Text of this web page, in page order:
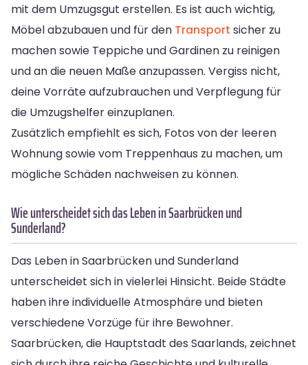
mit dem Umzugsgut erstellen. Es ist auch wichtig,
Möbel abzubauen und für den Transport sicher zu
machen sowie Teppiche und Gardinen zu reinigen
und an die neuen Maße anzupassen. Vergiss nicht,
deine Vorräte aufzubrauchen und Verpflegung für
die Umzugshelfer einzuplanen.
Zusätzlich empfiehlt es sich, Fotos von der leeren
Wohnung sowie vom Treppenhaus zu machen, um
mögliche Schäden nachweisen zu können.
Wie unterscheidet sich das Leben in Saarbrücken und
Sunderland?
Das Leben in Saarbrücken und Sunderland
unterscheidet sich in vielerlei Hinsicht. Beide Städte
haben ihre individuelle Atmosphäre und bieten
verschiedene Vorzüge für ihre Bewohner.
Saarbrücken, die Hauptstadt des Saarlands, zeichnet